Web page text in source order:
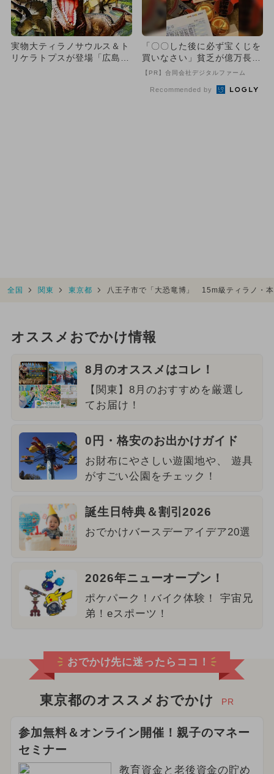
実物大ティラノサウルス＆ト
リケラトプスが登場「広島恐
「〇〇した後に必ず宝くじを
買いなさい」貧乏が億万長者
に
【PR】合同会社デジタルファーム
Recommended by
全国 関東 東京都 八王子市で「大恐竜博」 15m級ティラノ・
オススメおでかけ情報
8月のオススメはコレ！
【関東】8月のおすすめを厳選し
てお届け！
0円・格安のお出かけガイド
お財布にやさしい遊園地や、 遊具
がすごい公園をチェック！
誕生日特典＆割引2026
おでかけバースデーアイデア20選
2026年ニューオープン！
ポケパーク！バイク体験！ 宇宙兄
弟！eスポーツ！
おでかけ先に迷ったらココ！
東京都のオススメおでかけ PR
参加無料＆オンライン開催！親子のマネー
セミナー
教育資金と老後資金の貯め